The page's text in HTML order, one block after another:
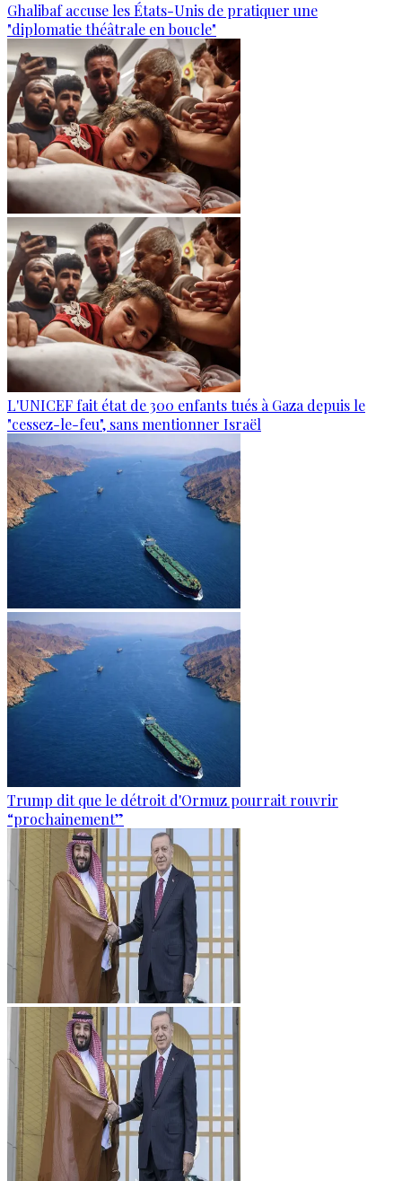
Ghalibaf accuse les États-Unis de pratiquer une
"diplomatie théâtrale en boucle"
L'UNICEF fait état de 300 enfants tués à Gaza depuis le
"cessez-le-feu", sans mentionner Israël
Trump dit que le détroit d'Ormuz pourrait rouvrir
“prochainement”